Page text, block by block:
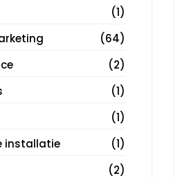
(1)
(64)
(2)
(1)
(1)
installatie
(1)
(2)